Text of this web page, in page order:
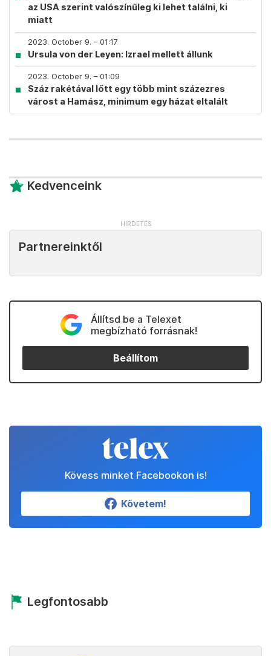
az USA szerint valószínűleg ki lehet találni, ki
miatt
2023. October 9. – 01:17
Ursula von der Leyen: Izrael mellett állunk
2023. October 9. – 01:09
Száz rakétával lőtt egy több mint százezres
várost a Hamász, minimum egy házat eltalált
Kedvenceink
Partnereinktől
Állítsd be a Telexet
megbízható forrásnak!
Beállítom
Kövess minket Facebookon is!
Követem!
Legfontosabb